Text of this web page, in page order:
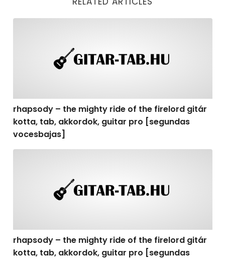
rhapsody – the mighty ride of the firelord gitár
kotta, tab, akkordok, guitar pro [segundas
vocesbajas]
rhapsody – the mighty ride of the firelord gitár
kotta, tab, akkordok, guitar pro [segundas